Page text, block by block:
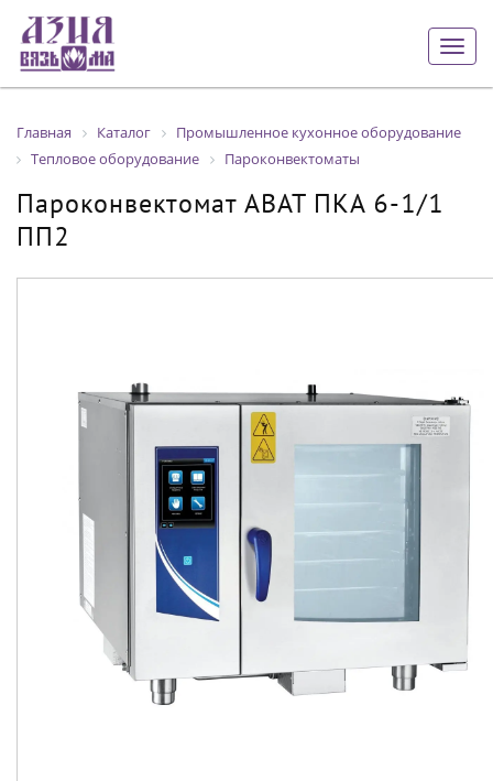
Главная Каталог
Промышленное кухонное оборудование
Тепловое оборудование
Пароконвектоматы
Пароконвектомат ABAT ПКА 6-1/1
ПП2